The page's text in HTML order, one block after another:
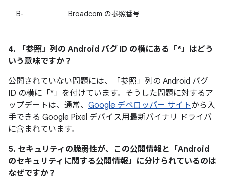
B- Broadcom の参照番号
4. 「参照」 列の Android バグ ID の横にある「*」はどう
いう意味ですか？
公開されていない問題には、「参照」列の Android バグ
ID の横に「*」を付けています。そうした問題に対するア
ップデートは、通常、 Google デベロッパー サイトから入
手できる Google Pixel デバイス用最新バイナリ ドライバ
に含まれています。
5. セキュリティの脆弱性が、この公開情報と「Android
のセキュリティに関する公開情報」に分けられているのは
なぜですか？